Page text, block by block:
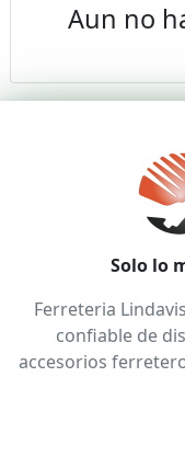
Aun no
Solo lo
Ferreteria
confiable de
accesorios